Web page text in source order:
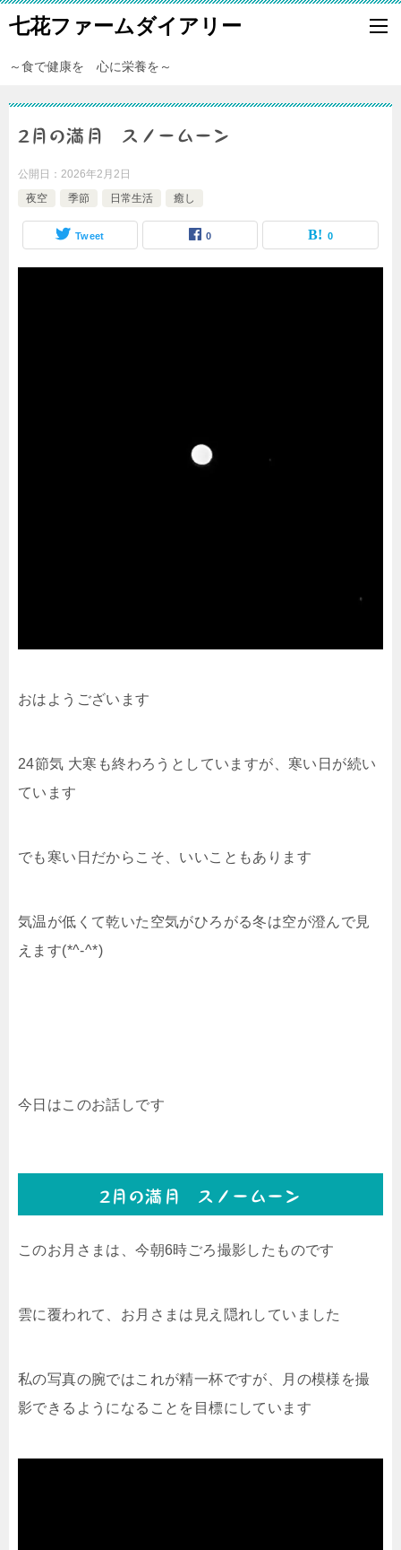
七花ファームダイアリー
～食で健康を 心に栄養を～
2月の満月 スノームーン
公開日： 2026年2月2日
夜空
季節 日常生活 癒し
Tweet 0 0
おはようございます
24節気 大寒も終わろうとしていますが、寒い日が続い
ています
でも寒い日だからこそ、いいこともあります
気温が低くて乾いた空気がひろがる冬は空が澄んで見
えます(*^-^*)
今日はこのお話しです
2月の満月 スノームーン
このお月さまは、今朝6時ごろ撮影したものです
雲に覆われて、お月さまは見え隠れしていました
私の写真の腕ではこれが精一杯ですが、月の模様を撮
影できるようになることを目標にしています